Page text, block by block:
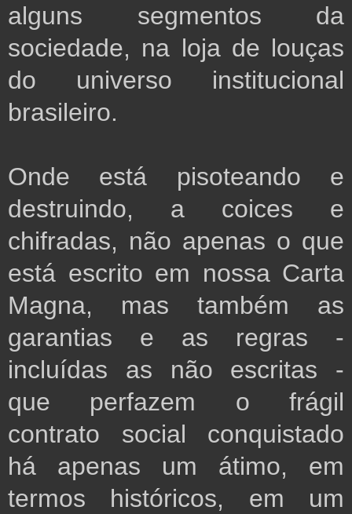
alguns segmentos da
sociedade, na loja de louças
do universo institucional
brasileiro.
Onde está pisoteando e
destruindo, a coices e
chifradas, não apenas o que
está escrito em nossa Carta
Magna, mas também as
garantias e as regras -
incluídas as não escritas -
que perfazem o frágil
contrato social conquistado
há apenas um átimo, em
termos históricos, em um